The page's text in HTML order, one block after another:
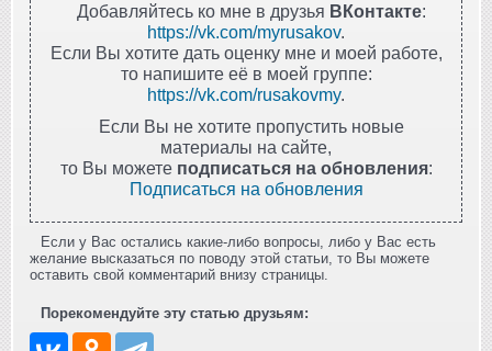
Добавляйтесь ко мне в друзья ВКонтакте:
https://vk.com/myrusakov.
Если Вы хотите дать оценку мне и моей работе,
то напишите её в моей группе:
https://vk.com/rusakovmy.
Если Вы не хотите пропустить новые
материалы на сайте,
то Вы можете подписаться на обновления:
Подписаться на обновления
Если у Вас остались какие-либо вопросы, либо у Вас есть
желание высказаться по поводу этой статьи, то Вы можете
оставить свой комментарий внизу страницы.
Порекомендуйте эту статью друзьям: